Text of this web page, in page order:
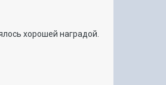
хорошей наградой.